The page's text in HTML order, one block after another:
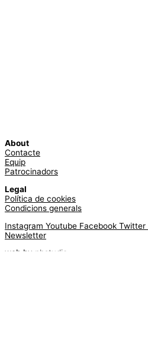
About
Contacte
Equip
Patrocinadors
Legal
Política de cookies
Condicions generals
Instagram Youtube Facebook Twitter
Newsletter
web by phstudio